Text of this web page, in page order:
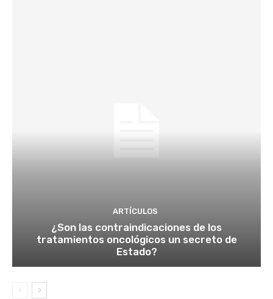
ARTÍCULOS
¿Son las contraindicaciones de los
tratamientos oncológicos un secreto de
Estado?